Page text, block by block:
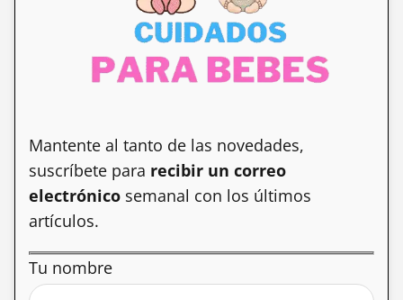
Mantente al tanto de las novedades,
suscríbete para recibir un correo
electrónico semanal con los últimos
artículos.
Tu nombre